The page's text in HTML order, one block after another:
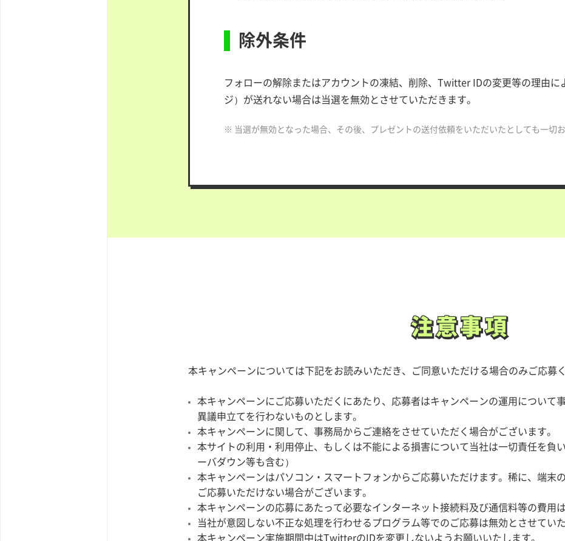
除外条件
フォローの解除またはアカウントの凍結、削除、Twitter IDの変更等の理由に
ジ）が送れない場合は当選を無効とさせていただきます。
※ 当選が無効となった場合、その後、プレゼントの送付依頼をいただいたとしても一切お
注意事項
注意事項
本キャンペーンについては下記をお読みいただき、ご同意いただける場合のみご応募く
本キャンペーンにご応募いただくにあたり、応募者はキャンペーンの運用について
異議申立てを行わないものとします。
本キャンペーンに関して、事務局からご連絡をさせていただく場合がございます。
本サイトの利用・利用停止、もしくは不能による損害について当社は一切責任を負
ーバダウン等も含む）
本キャンペーンはパソコン・スマートフォンからご応募いただけます。稀に、端
ご応募いただけない場合がございます。
本キャンペーンの応募にあたって必要なインターネット接続料及び通信料等の費用
当社が意図しない不正な処理を行わせるプログラム等でのご応募は無効とさせていた
本キャンペーン実施期間中はTwitterのIDを変更しないようお願いいたします。